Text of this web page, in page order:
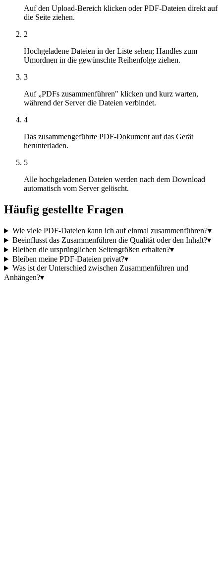
Auf den Upload-Bereich klicken oder PDF-Dateien direkt auf
die Seite ziehen.
2
Hochgeladene Dateien in der Liste sehen; Handles zum
Umordnen in die gewünschte Reihenfolge ziehen.
3
Auf „PDFs zusammenführen" klicken und kurz warten,
während der Server die Dateien verbindet.
4
Das zusammengeführte PDF-Dokument auf das Gerät
herunterladen.
5
Alle hochgeladenen Dateien werden nach dem Download
automatisch vom Server gelöscht.
Häufig gestellte Fragen
Wie viele PDF-Dateien kann ich auf einmal zusammenführen?▾
Beeinflusst das Zusammenführen die Qualität oder den Inhalt?▾
Bleiben die ursprünglichen Seitengrößen erhalten?▾
Bleiben meine PDF-Dateien privat?▾
Was ist der Unterschied zwischen Zusammenführen und
Anhängen?▾